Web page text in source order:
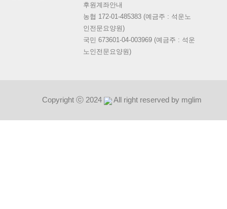
후원계좌안내
농협 172-01-485383 (예금주 : 석운노
인전문요양원)
국민 673601-04-003969 (예금주 : 석운
노인전문요양원)
Copyright ⓒ 2024 All right reserved by mglim